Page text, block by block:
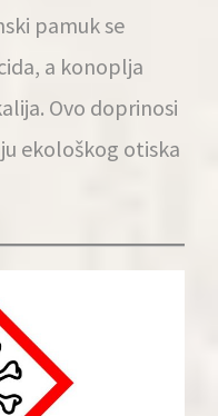
pamuk se
a konoplja
Ovo doprinosi
ekološkog otiska